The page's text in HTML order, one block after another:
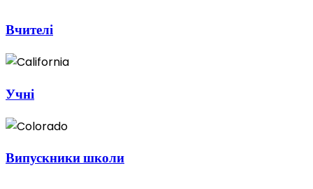
Вчителі
Учні
Випускники школи